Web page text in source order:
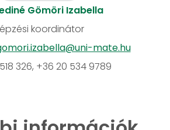
Gömöri Izabella
koordinátor
mate.hu
326, +36 20 534 9789